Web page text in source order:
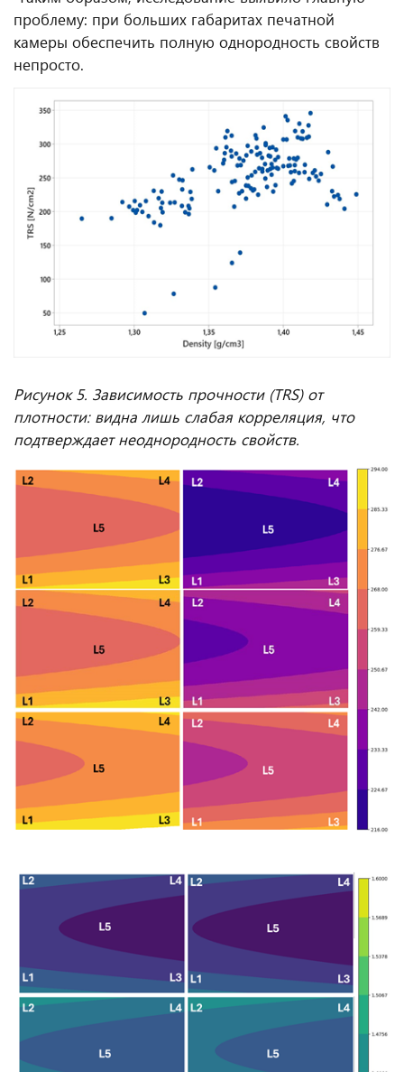
проблему: при больших габаритах печатной
камеры обеспечить полную однородность свойств
непросто.
Рисунок 5. Зависимость прочности (TRS) от
плотности: видна лишь слабая корреляция, что
подтверждает неоднородность свойств.